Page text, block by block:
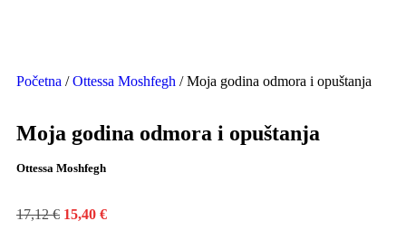
Početna /Ottessa Moshfegh / Moja godina odmora i opuštanja
Moja godina odmora i opuštanja
Ottessa Moshfegh
17,12€ 15,40 €